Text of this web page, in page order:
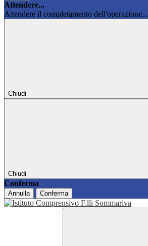
Attendere...
Attendere il completamento dell'operazione...
Chiudi
Chiudi
Conferma
Annulla Conferma